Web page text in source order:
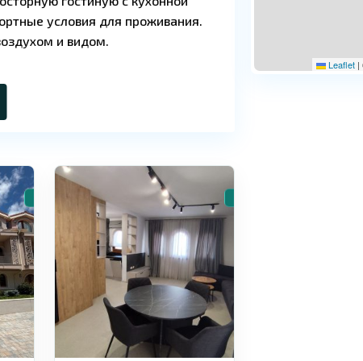
условия для проживания.
и видом.
зелёной зоной, создавая
включают поддержку
для комфортной жизни делают
🏠 Вторичное жилье
Leaflet |